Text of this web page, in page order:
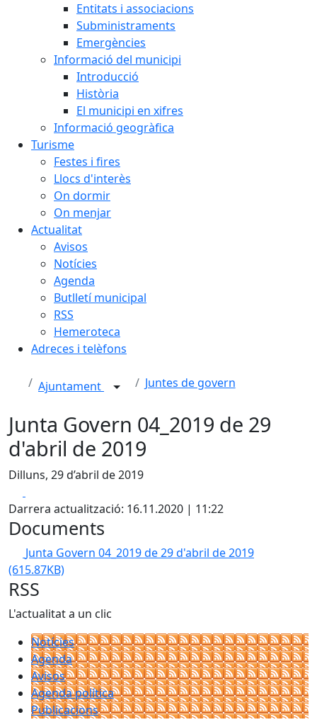
Entitats i associacions
Subministraments
Emergències
Informació del municipi
Introducció
Història
El municipi en xifres
Informació geogràfica
Turisme
Festes i fires
Llocs d'interès
On dormir
On menjar
Actualitat
Avisos
Notícies
Agenda
Butlletí municipal
RSS
Hemeroteca
Adreces i telèfons
Ajuntament Juntes de govern
Junta Govern 04_2019 de 29
d'abril de 2019
Dilluns, 29 d’abril de 2019
Darrera actualització: 16.11.2020 | 11:22
Documents
Junta Govern 04_2019 de 29 d'abril de 2019
(615.87KB)
RSS
L'actualitat a un clic
Notícies
Agenda
Avisos
Agenda política
Publicacions